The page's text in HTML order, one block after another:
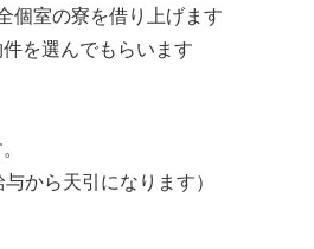
個室の寮を借り上げます
を選んでもらいます
から天引になります）